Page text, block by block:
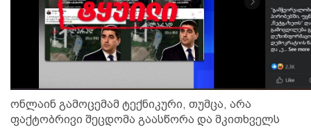
ონლაინ გამოცემამ ტექნიკური, თუმცა, არა
ფაქტობრივი შეცდომა გაასწორა და მკითხველს